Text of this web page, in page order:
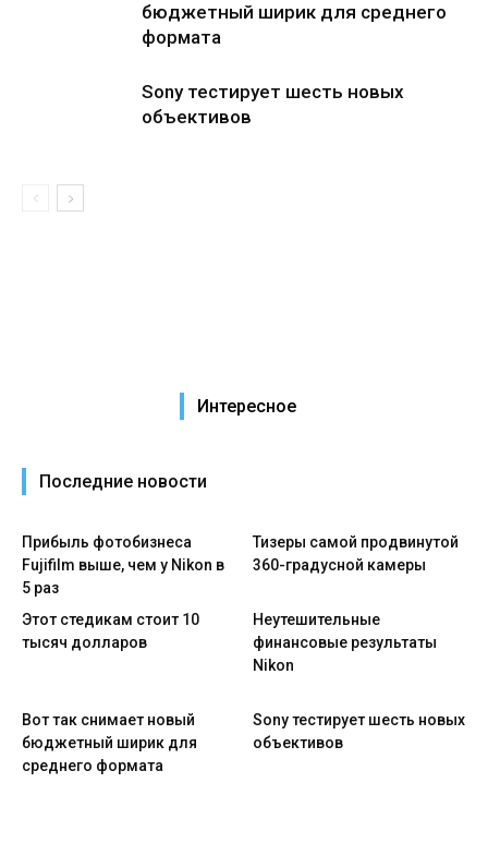
бюджетный ширик для среднего
формата
Sony тестирует шесть новых
объективов
Интересное
Последние новости
Прибыль фотобизнеса
Fujifilm выше, чем у Nikon в
5 раз
Тизеры самой продвинутой
360-градусной камеры
Этот стедикам стоит 10
тысяч долларов
Неутешительные
финансовые результаты
Nikon
Вот так снимает новый
бюджетный ширик для
среднего формата
Sony тестирует шесть новых
объективов